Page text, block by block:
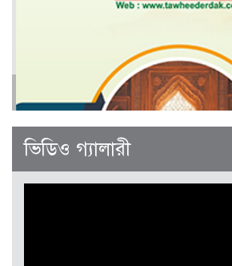
জানুয়ারী-ফেব্রুয়ারী ২০২৬
আরও
ভিডিও গ্যালারী